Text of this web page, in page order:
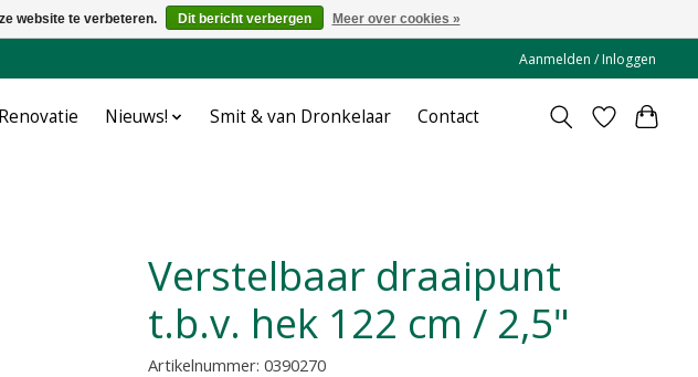
Aanmelden / Inloggen
Renovatie Nieuws! Smit & van Dronkelaar Contact
Verstelbaar draaipunt
t.b.v. hek 122 cm / 2,5"
Artikelnummer: 0390270
website te verbeteren. Dit bericht verbergen Meer over cookies »